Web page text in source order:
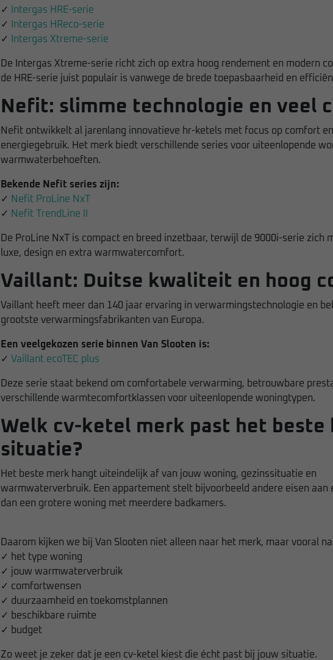
✓
Intergas HRE-serie
✓
Intergas HReco-serie
✓
Intergas Xtreme-serie
De Intergas Xtreme-serie richt zich op extra hoog rendement en modern
de HRE-serie juist populair is vanwege de brede toepasbaarheid en
Nefit: slimme technologie en veel
Nefit ontwikkelt al jarenlang innovatieve hr-ketels met focus op comfort
energiegebruik. Het merk biedt verschillende series voor uiteenlopende
warmwaterbehoeften.
Bekende Nefit series zijn:
✓ Nefit ProLine NxT
✓ Nefit TrendLine II
De ProLine NxT is compact en breed inzetbaar, terwijl de 9000i-serie zich
luxe, design en extra warmwatercomfort.
Vaillant: Duitse kwaliteit en hoog
Vaillant heeft meer dan 140 jaar ervaring in verwarmingstechnologie en
grootste verwarmingsfabrikanten van Europa.
Een veelgekozen serie binnen Van Slooten is:
✓ Vaillant ecoTEC plus
Deze serie staat bekend om comfortabele verwarming, betrouwbare
verschillende warmtecomfortklassen voor uiteenlopende woningtypen.
Welk cv-ketel merk past het beste
situatie?
Het beste merk hangt uiteindelijk af van jouw woning, gezinssituatie en
warmwaterverbruik. Een appartement stelt bijvoorbeeld andere eisen aan
dan een grotere woning met meerdere badkamers.
Daarom kijken we bij Van Slooten niet alleen naar het merk, maar vooral
✓ het type woning
✓ jouw warmwaterverbruik
✓ comfortwensen
✓ duurzaamheid en toekomstplannen
✓ beschikbare ruimte
✓ budget
Zo weet je zeker dat je een cv-ketel kiest die écht past bij jouw situatie.